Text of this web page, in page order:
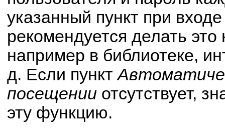
указанный пункт при
рекомендуется делать
например в библиотеке,
д. Если пункт
посещении отсутствует,
эту функцию.